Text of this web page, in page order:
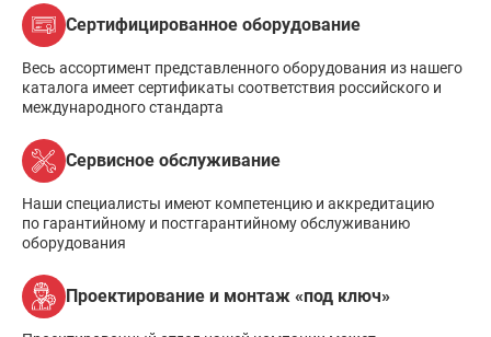
Сертифицированное оборудование
Весь ассортимент представленного оборудования из нашего
каталога имеет сертификаты соответствия российского и
международного стандарта
Сервисное обслуживание
Наши специалисты имеют компетенцию и аккредитацию
по гарантийному и постгарантийному обслуживанию
оборудования
Проектирование и монтаж «под ключ»